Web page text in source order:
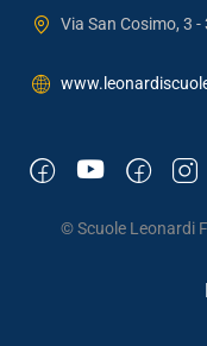
Via San Cosimo, 3
© Scuole Leonardi